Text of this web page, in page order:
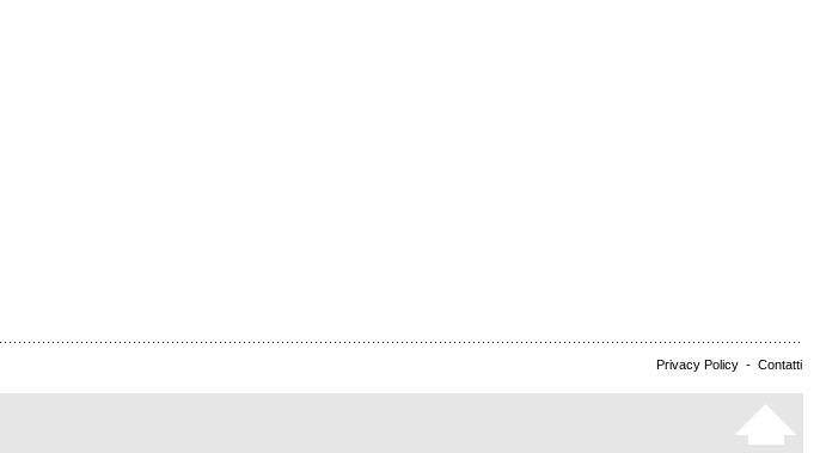
Privacy Policy - Contatti